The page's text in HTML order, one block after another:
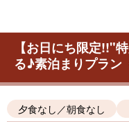
【お日にち限定!!"
る♪素泊まりプラン
夕食なし／朝食なし